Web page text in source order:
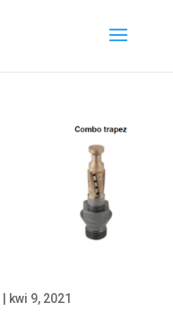
kwi 9, 2021